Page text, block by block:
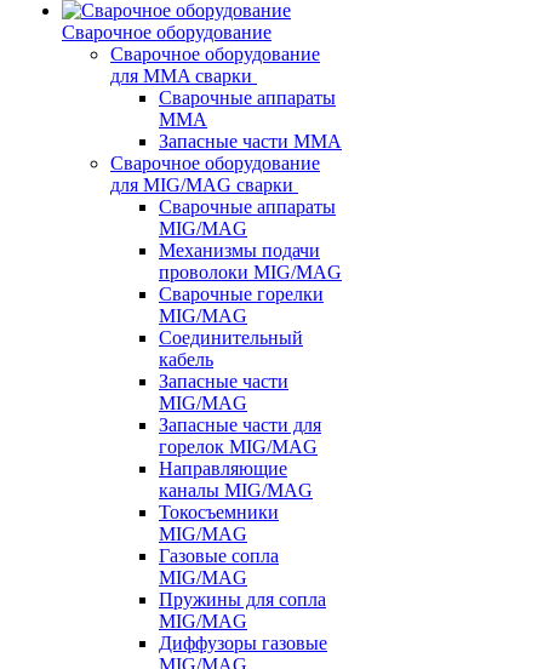
Сварочное оборудование
Сварочное оборудование
для MMA сварки
Сварочные аппараты
MMA
Запасные части MMA
Сварочное оборудование
для MIG/MAG сварки
Сварочные аппараты
MIG/MAG
Механизмы подачи
проволоки MIG/MAG
Сварочные горелки
MIG/MAG
Соединительный
кабель
Запасные части
MIG/MAG
Запасные части для
горелок MIG/MAG
Направляющие
каналы MIG/MAG
Токосъемники
MIG/MAG
Газовые сопла
MIG/MAG
Пружины для сопла
MIG/MAG
Диффузоры газовые
MIG/MAG